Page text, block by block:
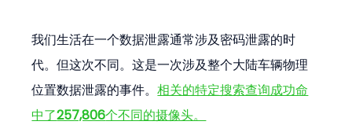
我们生活在一个数据泄露通常涉及密码泄露的时
代。但这次不同。这是一次涉及整个大陆车辆物理
位置数据泄露的事件。相关的特定搜索查询成功命
中了257,806个不同的摄像头。